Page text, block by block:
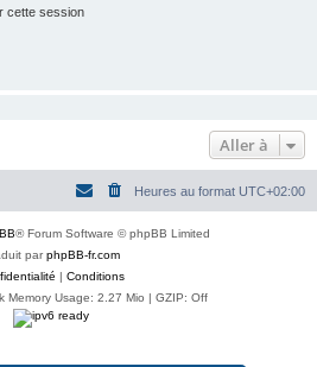
cette session
Aller à
Heures au format UTC+02:00
® Forum Software © phpBB Limited
parphpBB-fr.com
| Conditions
Memory Usage: 2.27 Mio | GZIP: Off